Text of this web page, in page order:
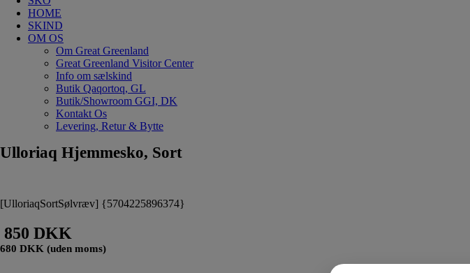
HOME
SKIND
OM OS
Om Great Greenland
Great Greenland Visitor Center
Info om sælskind
Butik Qaqortoq, GL
Butik/Showroom GGI, DK
Kontakt Os
Levering, Retur & Bytte
Ulloriaq Hjemmesko, Sort
[UlloriaqSortSølvræv] {5704225896374}
850 DKK
680 DKK (uden moms)